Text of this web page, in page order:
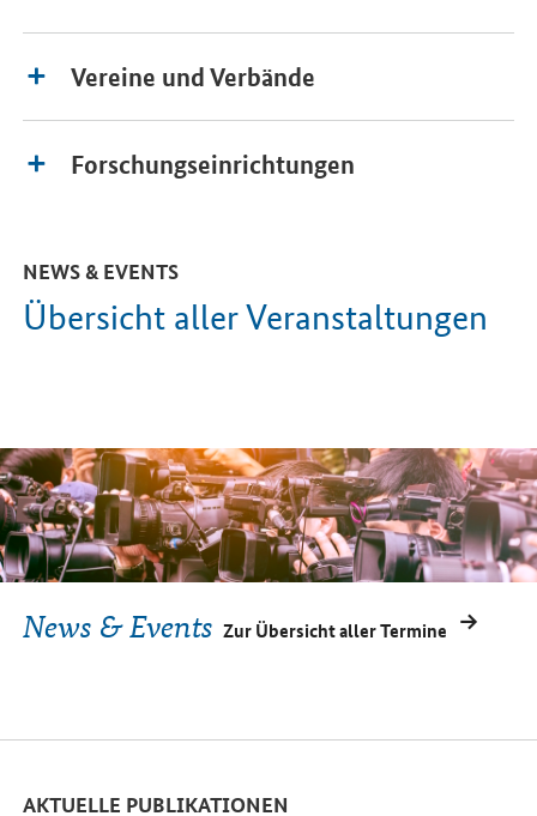
Vereine und Verbände
Forschungseinrichtungen
NEWS & EVENTS
Übersicht aller Veranstaltungen
News & Events Zur Übersicht aller Termine
AKTUELLE PUBLIKATIONEN